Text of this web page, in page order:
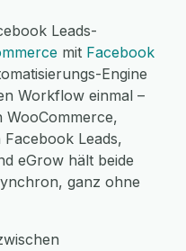
Leads-
mit Facebook
Engine
Workflow einmal –
WooCommerce,
Leads,
eGrow hält beide
ganz ohne